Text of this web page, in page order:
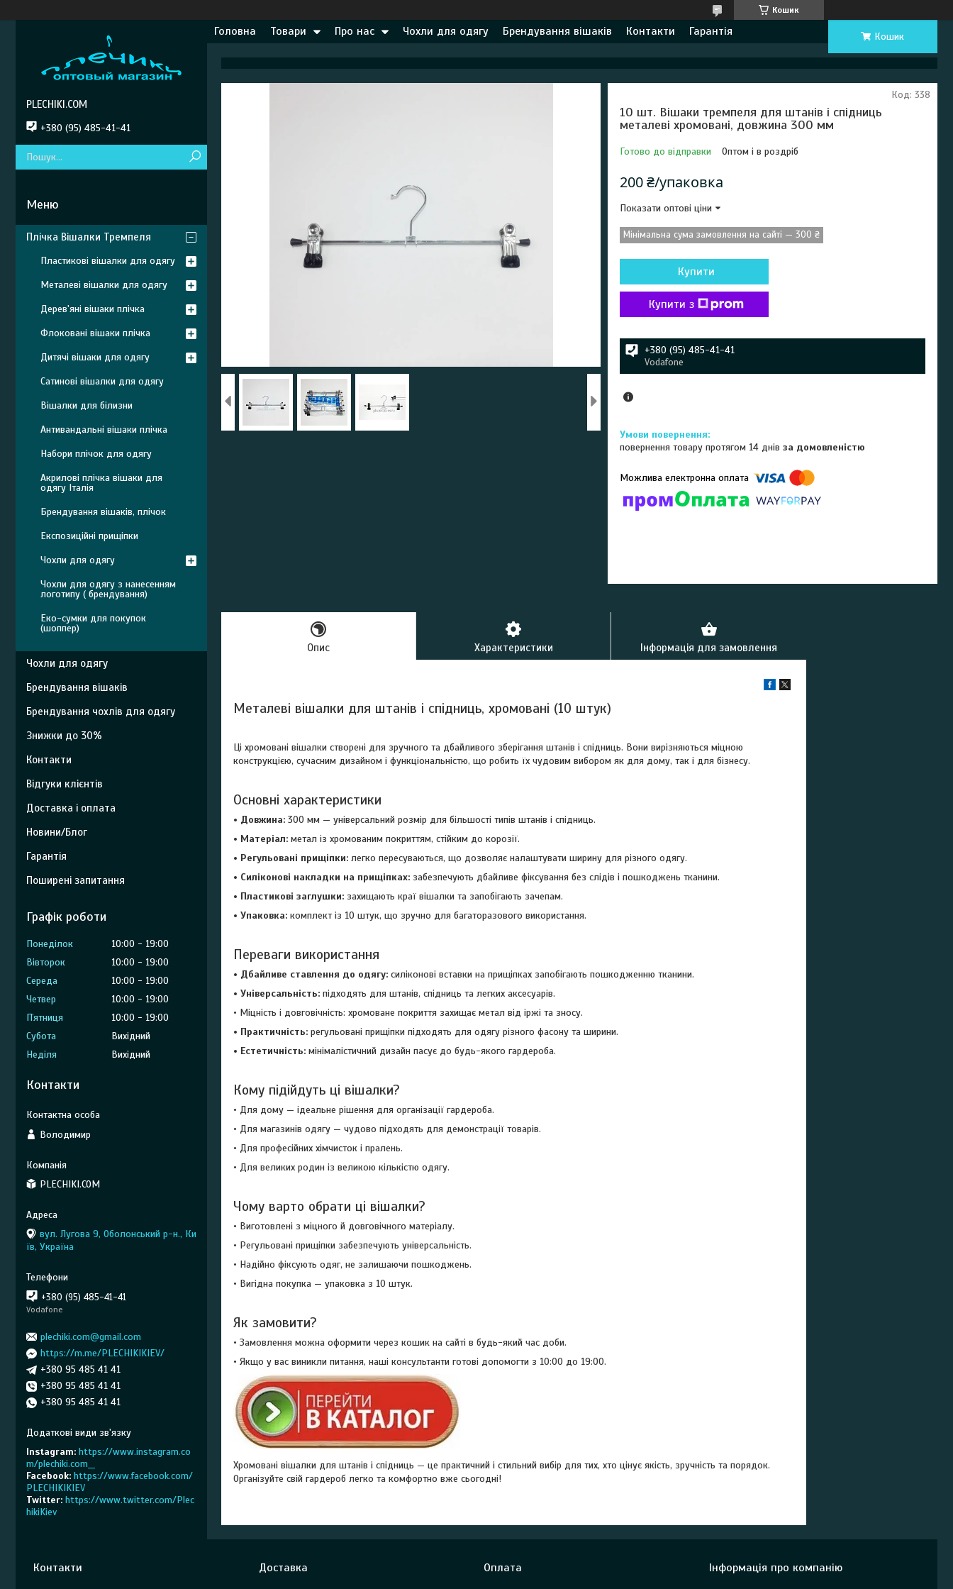
Кошик
Головна Товари Про нас Чохли для одягу Брендування вішаків Контакти Гарантія Кошик
10 шт. Вішаки тремпеля для штанів і спідниць
металеві хромовані, довжина 300 мм
Готово до відправки Оптом і в роздріб
Код: 338
200 ₴/упаковка
Показати оптові ціни
Мінімальна сума замовлення на сайті — 300 ₴
Купити
Купити з
+380 (95) 485-41-41
Vodafone
повернення товару протягом 14 днівза домовленістю
Опис Характеристики Інформація для замовлення
Металеві вішалки для штанів і спідниць, хромовані (10 штук)
Ці хромовані вішалки створені для зручного та дбайливого зберігання штанів і спідниць. Вони вирізняються міцною
конструкцією, сучасним дизайном і функціональністю, що робить їх чудовим вибором як для дому, так і для бізнесу.
Основні характеристики
• Довжина: 300 мм — універсальний розмір для більшості типів штанів і спідниць.
• Матеріал: метал із хромованим покриттям, стійким до корозії.
• Регульовані прищіпки: легко пересуваються, що дозволяє налаштувати ширину для різного одягу.
• Силіконові накладки на прищіпках: забезпечують дбайливе фіксування без слідів і пошкоджень тканини.
• Пластикові заглушки: захищають краї вішалки та запобігають зачепам.
• Упаковка: комплект із 10 штук, що зручно для багаторазового використання.
Переваги використання
• Дбайливе ставлення до одягу: силіконові вставки на прищіпках запобігають пошкодженню тканини.
• Універсальність: підходять для штанів, спідниць та легких аксесуарів.
• Міцність і довговічність: хромоване покриття захищає метал від іржі та зносу.
• Практичність: регульовані прищіпки підходять для одягу різного фасону та ширини.
• Естетичність: мінімалістичний дизайн пасує до будь-якого гардероба.
Кому підійдуть ці вішалки?
• Для дому — ідеальне рішення для організації гардероба.
• Для магазинів одягу — чудово підходять для демонстрації товарів.
• Для професійних хімчисток і пралень.
• Для великих родин із великою кількістю одягу.
Чому варто обрати ці вішалки?
• Виготовлені з міцного й довговічного матеріалу.
• Регульовані прищіпки забезпечують універсальність.
• Надійно фіксують одяг, не залишаючи пошкоджень.
• Вигідна покупка — упаковка з 10 штук.
Як замовити?
• Замовлення можна оформити через кошик на сайті в будь-який час доби.
• Якщо у вас виникли питання, наші консультанти готові допомогти з 10:00 до 19:00.
Хромовані вішалки для штанів і спідниць — це практичний і стильний вибір для тих, хто цінує якість, зручність та порядок.
Організуйте свій гардероб легко та комфортно вже сьогодні!
PLECHIKI.COM
+380 (95) 485-41-41
Плічка Вішалки Тремпеля
Пластикові вішалки для одягу
Металеві вішалки для одягу
Дерев'яні вішаки плічка
Флоковані вішаки плічка
Дитячі вішаки для одягу
Сатинові вішалки для одягу
Вішалки для білизни
Антивандальні вішаки плічка
Набори плічок для одягу
Акрилові плічка вішаки для
одягу Італія
Брендування вішаків, плічок
Експозиційні прищіпки
Чохли для одягу
Чохли для одягу з нанесенням
логотипу ( брендування)
Еко-сумки для покупок
(шоппер)
Чохли для одягу
Брендування вішаків
Брендування чохлів для одягу
Знижки до 30%
Контакти
Відгуки клієнтів
Доставка і оплата
Новини/Блог
Гарантія
Поширені запитання
Графік роботи
Понеділок 10:00
19:00
Вівторок
10:00
19:00
Середа
10:00
19:00
Четвер
10:00
19:00
Пʼятниця
10:00
19:00
Субота
Вихідний
Неділя
Вихідний
Контакти
Володимир
PLECHIKI.COM
вул. Лугова 9, Оболонський р-н., Ки
їв, Україна
+380 (95) 485-41-41
Vodafone
plechiki.com@gmail.com
https://m.me/PLECHIKIKIEV/
+380 95 485 41 41
+380 95 485 41 41
+380 95 485 41 41
Instagram https://www.instagram.co
m/plechiki.com__
Facebook https://www.facebook.com/
PLECHIKIKIEV
Twitter https://www.twitter.com/Plec
hikiKiev
Контакти Доставка Оплата Інформація про компанію